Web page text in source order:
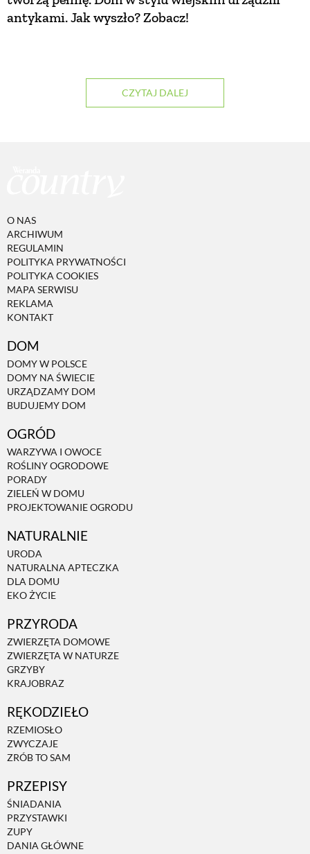
antykami. Jak wyszło? Zobacz!
CZYTAJ DALEJ
O NAS
ARCHIWUM
REGULAMIN
POLITYKA PRYWATNOŚCI
POLITYKA COOKIES
MAPA SERWISU
REKLAMA
KONTAKT
DOM
DOMY W POLSCE
DOMY NA ŚWIECIE
URZĄDZAMY DOM
BUDUJEMY DOM
OGRÓD
WARZYWA I OWOCE
ROŚLINY OGRODOWE
PORADY
ZIELEŃ W DOMU
PROJEKTOWANIE OGRODU
NATURALNIE
URODA
NATURALNA APTECZKA
DLA DOMU
EKO ŻYCIE
PRZYRODA
ZWIERZĘTA DOMOWE
ZWIERZĘTA W NATURZE
GRZYBY
KRAJOBRAZ
RĘKODZIEŁO
RZEMIOSŁO
ZWYCZAJE
ZRÓB TO SAM
PRZEPISY
ŚNIADANIA
PRZYSTAWKI
ZUPY
DANIA GŁÓWNE
ZUPY
PRZETWORY